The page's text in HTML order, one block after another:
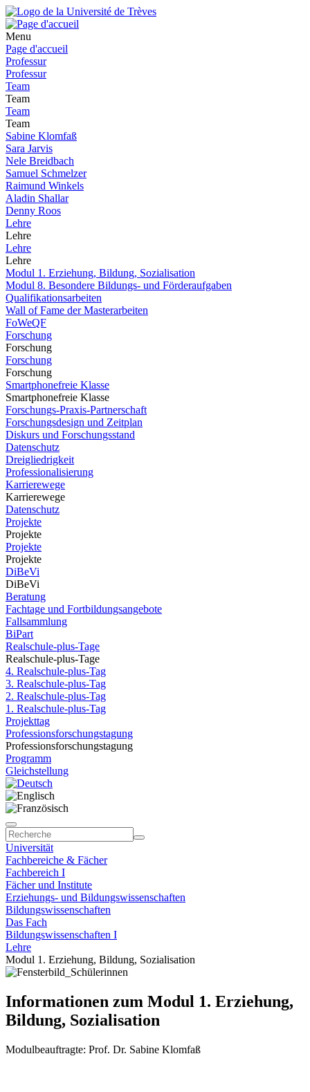
Menu
Page d'accueil
Professur
Professur
Team
Team
Team
Team
Sabine Klomfaß
Sara Jarvis
Nele Breidbach
Samuel Schmelzer
Raimund Winkels
Aladin Shallar
Denny Roos
Lehre
Lehre
Lehre
Lehre
Modul 1. Erziehung, Bildung, Sozialisation
Modul 8. Besondere Bildungs- und Förderaufgaben
Qualifikationsarbeiten
Wall of Fame der Masterarbeiten
FoWeQF
Forschung
Forschung
Forschung
Forschung
Smartphonefreie Klasse
Smartphonefreie Klasse
Forschungs-Praxis-Partnerschaft
Forschungsdesign und Zeitplan
Diskurs und Forschungsstand
Datenschutz
Dreigliedrigkeit
Professionalisierung
Karrierewege
Karrierewege
Datenschutz
Projekte
Projekte
Projekte
Projekte
DiBeVi
DiBeVi
Beratung
Fachtage und Fortbildungsangebote
Fallsammlung
BiPart
Realschule-plus-Tage
Realschule-plus-Tage
4. Realschule-plus-Tag
3. Realschule-plus-Tag
2. Realschule-plus-Tag
1. Realschule-plus-Tag
Projekttag
Professionsforschungstagung
Professionsforschungstagung
Programm
Gleichstellung
Universität
Fachbereiche & Fächer
Fachbereich I
Fächer und Institute
Erziehungs- und Bildungswissenschaften
Bildungswissenschaften
Das Fach
Bildungswissenschaften I
Lehre
Modul 1. Erziehung, Bildung, Sozialisation
Informationen zum Modul 1. Erziehung,
Bildung, Sozialisation
Modulbeauftragte: Prof. Dr. Sabine Klomfaß